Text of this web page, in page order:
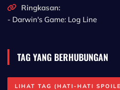
Ringkasan:
- Darwin's Game: Log Line
TAG YANG BERHUBUNGAN
LIHAT TAG (HATI-HATI